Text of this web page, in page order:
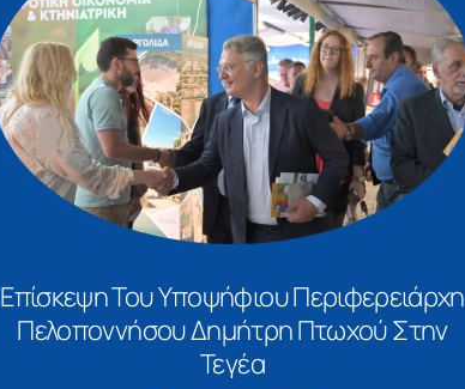
Επίσκεψη Του Υποψήφιου Περιφερειάρχη
Πελοποννήσου Δημήτρη Πτωχού Στην
Τεγέα